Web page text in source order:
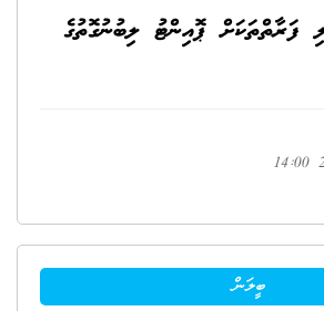
ފަރާތްތަކަށް ޕޮއިންޓު ލިބުނުގޮތުގެ
ބީލަން